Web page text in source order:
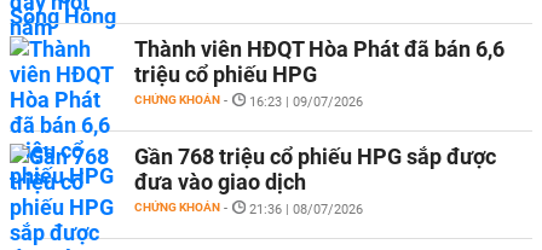
Thành viên HĐQT Hòa Phát đã bán 6,6
triệu cổ phiếu HPG
CHỨNG KHOÁN - 16:23 | 09/07/2026
Gần 768 triệu cổ phiếu HPG sắp được
đưa vào giao dịch
CHỨNG KHOÁN - 21:36 | 08/07/2026